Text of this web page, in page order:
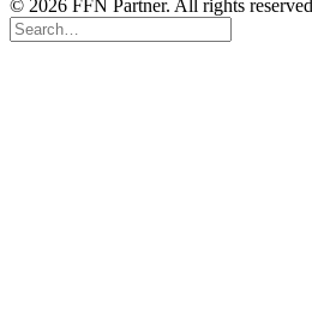
© 2026 FFN Partner. All rights reserved